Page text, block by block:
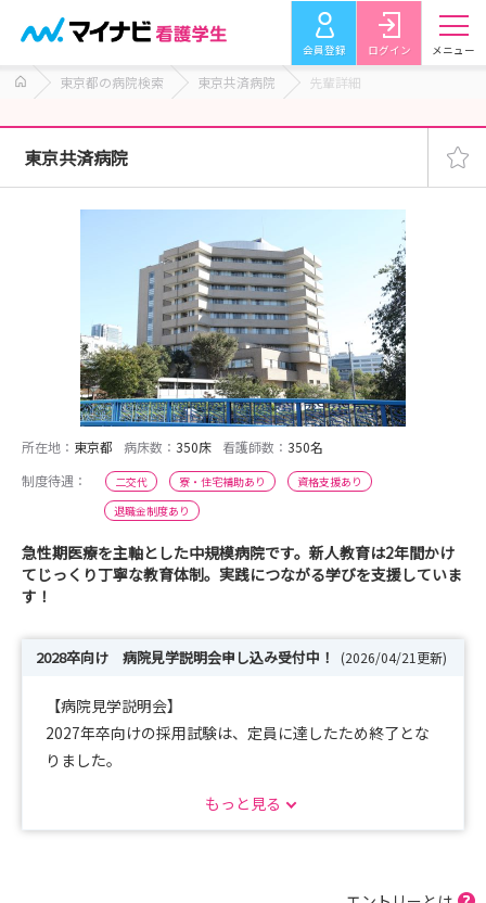
会員登録 ログイン メニュー
東京都の病院検索 東京共済病院 先輩詳細
東京共済病院
所在地： 東京都 病床数： 350床 看護師数： 350名
制度待遇：
二交代 寮・住宅補助あり
資格支援あり
退職金制度あり
急性期医療を主軸とした中規模病院です。新人教育は2年間かけ
てじっくり丁寧な教育体制。実践につながる学びを支援していま
す！
2028卒向け 病院見学説明会申し込み受付中！ (2026/04/21更新)
【病院見学説明会】
2027年卒向けの採用試験は、定員に達したため終了とな
りました。
もっと見る